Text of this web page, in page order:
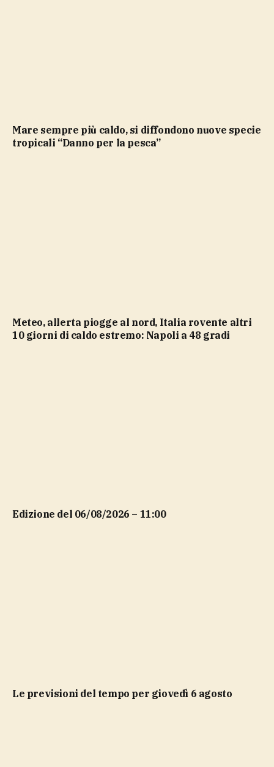
Mare sempre più caldo, si diffondono nuove specie
tropicali “Danno per la pesca”
Meteo, allerta piogge al nord, Italia rovente altri
10 giorni di caldo estremo: Napoli a 48 gradi
Edizione del 06/08/2026 – 11:00
Le previsioni del tempo per giovedì 6 agosto